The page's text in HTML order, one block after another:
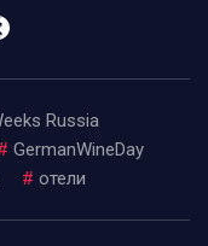
Russia
GermanWineDay
# отели